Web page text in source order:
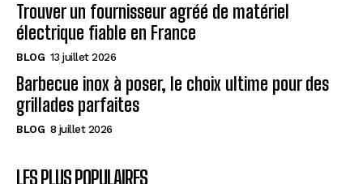
Trouver un fournisseur agréé de matériel
électrique fiable en France
BLOG 13 juillet 2026
Barbecue inox à poser, le choix ultime pour des
grillades parfaites
BLOG 8 juillet 2026
LES PLUS POPULAIRES